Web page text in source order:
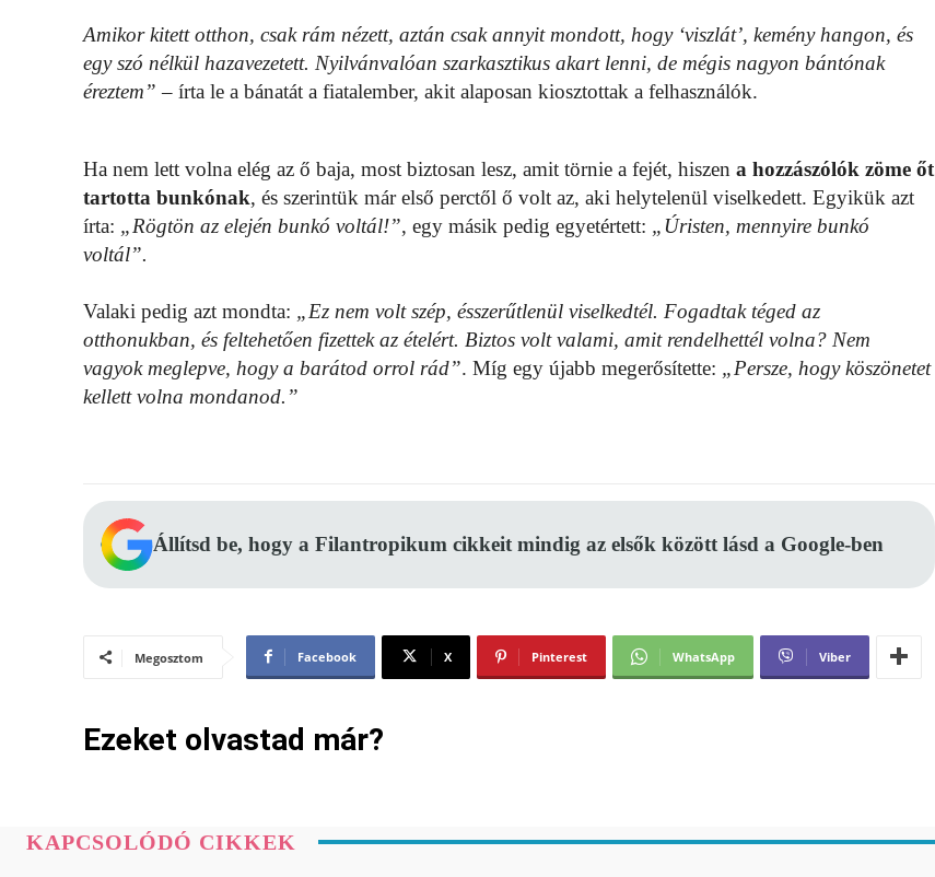
Amikor kitett otthon, csak rám nézett, aztán csak annyit mondott, hogy ‘viszlát’, kemény hangon, és
egy szó nélkül hazavezetett. Nyilvánvalóan szarkasztikus akart lenni, de mégis nagyon bántónak
éreztem” – írta le a bánatát a fiatalember, akit alaposan kiosztottak a felhasználók.
Ha nem lett volna elég az ő baja, most biztosan lesz, amit törnie a fejét, hiszen a hozzászólók zöme őt
tartotta bunkónak, és szerintük már első perctől ő volt az, aki helytelenül viselkedett. Egyikük azt
írta: „Rögtön az elején bunkó voltál!”, egy másik pedig egyetértett: „Úristen, mennyire bunkó
voltál”.
Valaki pedig azt mondta: „Ez nem volt szép, ésszerűtlenül viselkedtél. Fogadtak téged az
otthonukban, és feltehetően fizettek az ételért. Biztos volt valami, amit rendelhettél volna? Nem
vagyok meglepve, hogy a barátod orrol rád”. Míg egy újabb megerősítette: „Persze, hogy köszönetet
kellett volna mondanod.”
Állítsd be, hogy a Filantropikum cikkeit mindig az elsők között lásd a Google-ben
Megosztom Facebook X Pinterest WhatsApp Viber
Ezeket olvastad már?
KAPCSOLÓDÓ CIKKEK